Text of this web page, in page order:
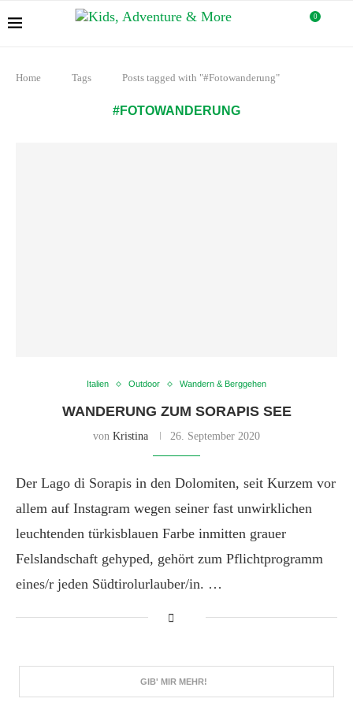
0
Home Tags Posts tagged with "#Fotowanderung"
#FOTOWANDERUNG
Italien Outdoor Wandern & Berggehen
WANDERUNG ZUM SORAPIS SEE
von Kristina 26. September 2020
Der Lago di Sorapis in den Dolomiten, seit Kurzem vor
allem auf Instagram wegen seiner fast unwirklichen
leuchtenden türkisblauen Farbe inmitten grauer
Felslandschaft gehyped, gehört zum Pflichtprogramm
eines/r jeden Südtirolurlauber/in. …
GIB' MIR MEHR!